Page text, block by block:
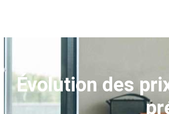
Évolution des